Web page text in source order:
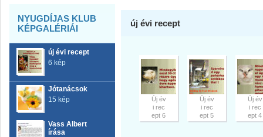
NYUGDÍJAS KLUB
KÉPGALÉRIÁI
új évi recept
6 kép
Jótanácsok
15 kép
Vass Albert
írása
új évi recept
Új év
i rec
ept 6
Új év
i rec
ept 5
Új év
i rec
ept 4